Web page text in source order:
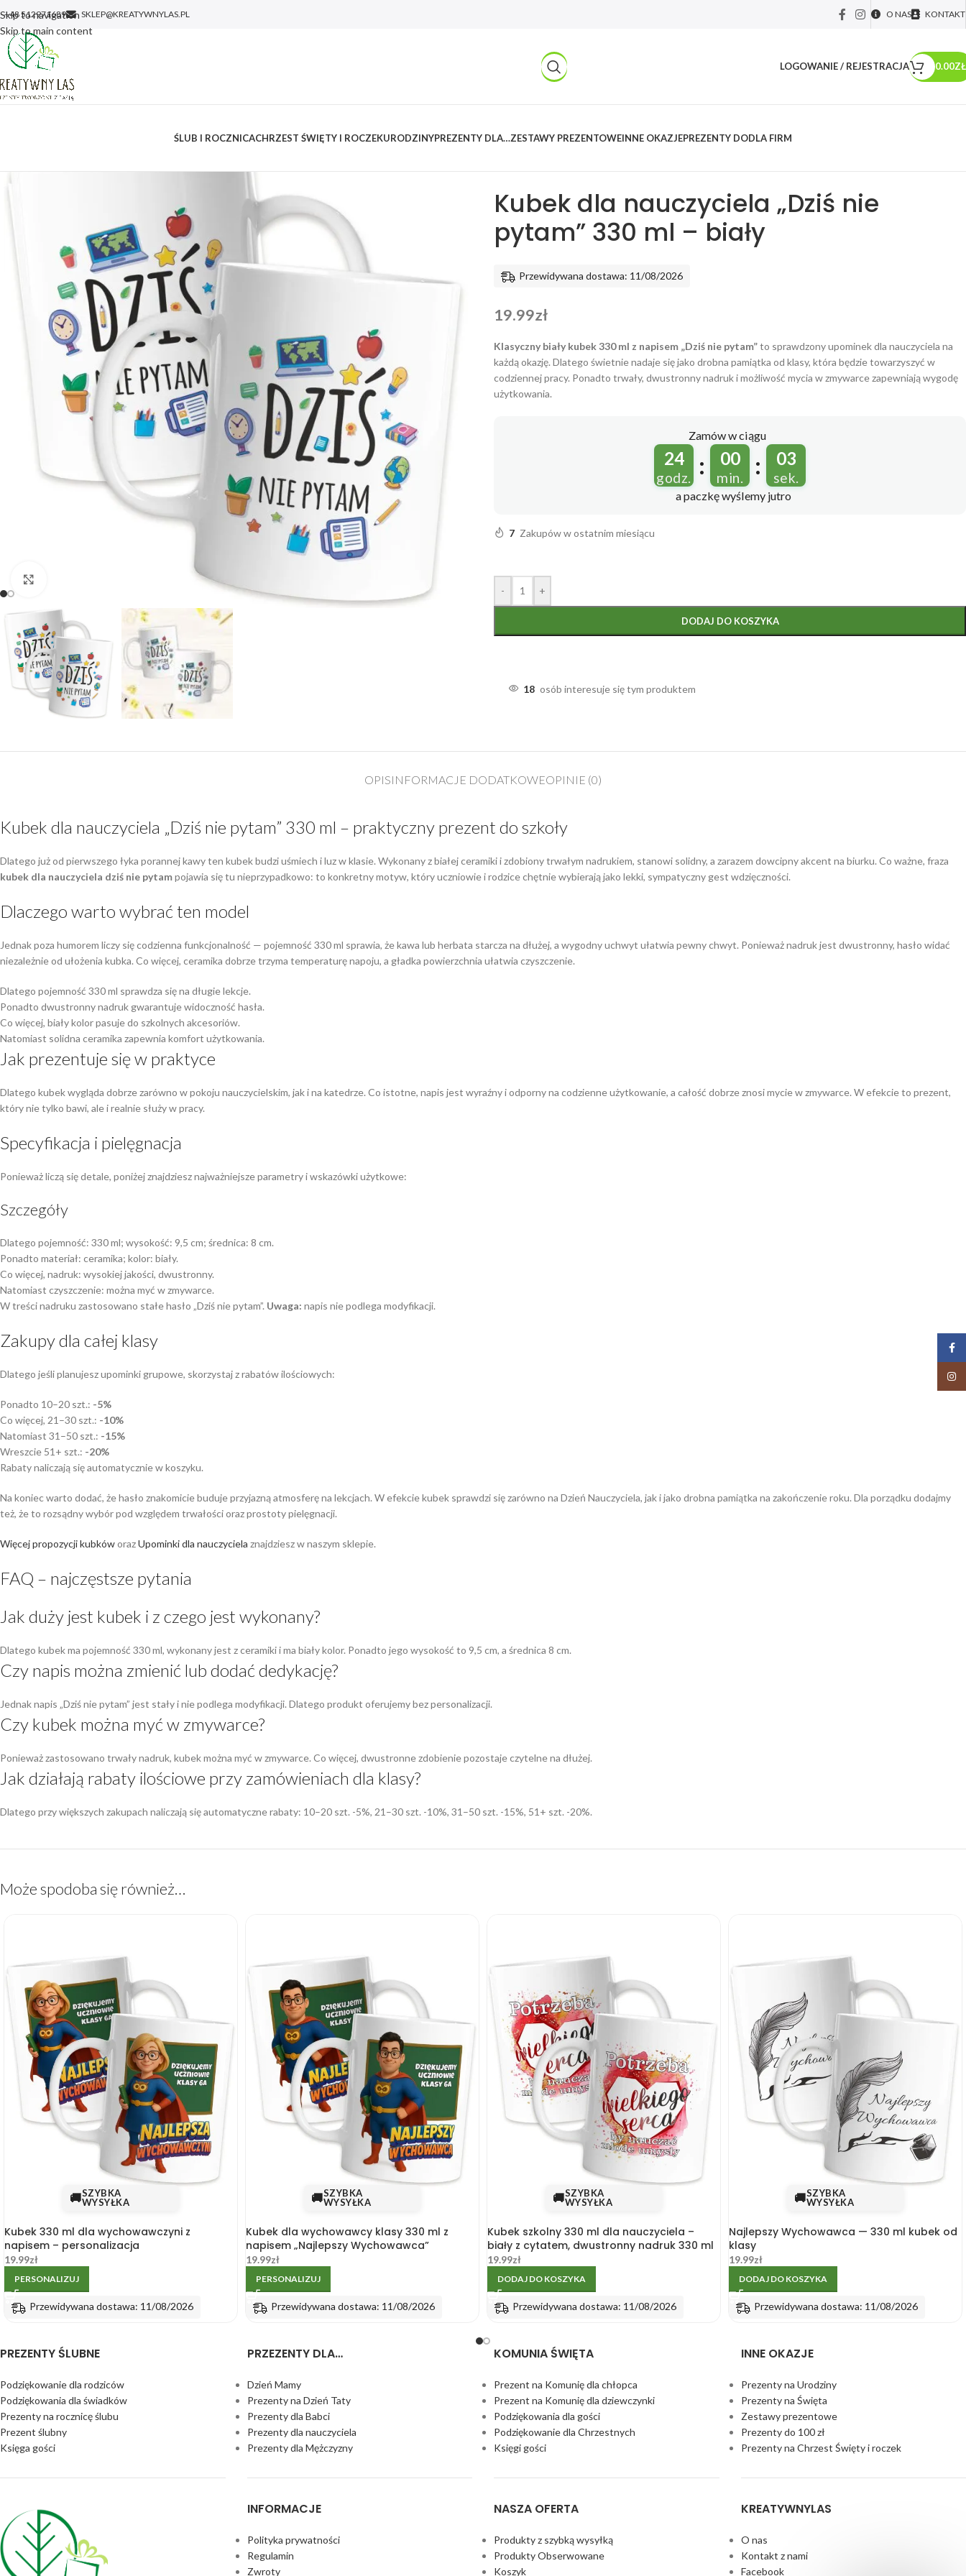
Skip to navigation
Skip to main content
+48 512971689 SKLEP@KREATYWNYLAS.PL O NAS KONTAKT
LOGOWANIE / REJESTRACJA 0.00ZŁ
ŚLUB I ROCZNICACHRZEST ŚWIĘTY I ROCZEKURODZINYPREZENTY DLA…ZESTAWY PREZENTOWEINNE OKAZJEPREZENTY DODLA FIRM
Kubek dla nauczyciela „Dziś nie
pytam” 330 ml – biały
Przewidywana dostawa: 11/08/2026
19.99zł
Klasyczny biały kubek 330 ml z napisem „Dziś nie pytam”to sprawdzony upominek dla nauczyciela na
każdą okazję. Dlatego świetnie nadaje się jako drobna pamiątka od klasy, która będzie towarzyszyć w
codziennej pracy. Ponadto trwały, dwustronny nadruk i możliwość mycia w zmywarce zapewniają wygodę
użytkowania.
Zamów w ciągu
24
godz. : 00
min. : 01
sek.
a paczkę wyślemy jutro
7 Zakupów w ostatnim miesiącu
- +
DODAJ DO KOSZYKA
18 osób interesuje się tym produktem
OPISINFORMACJE DODATKOWEOPINIE (0)
Kubek dla nauczyciela „Dziś nie pytam” 330 ml – praktyczny prezent do szkoły
Dlatego już od pierwszego łyka porannej kawy ten kubek budzi uśmiech i luz w klasie. Wykonany z białej ceramiki i zdobiony trwałym nadrukiem, stanowi solidny, a zarazem dowcipny akcent na biurku. Co ważne, fraza
kubek dla nauczyciela dziś nie pytampojawia się tu nieprzypadkowo: to konkretny motyw, który uczniowie i rodzice chętnie wybierają jako lekki, sympatyczny gest wdzięczności.
Dlaczego warto wybrać ten model
Jednak poza humorem liczy się codzienna funkcjonalność — pojemność 330 ml sprawia, że kawa lub herbata starcza na dłużej, a wygodny uchwyt ułatwia pewny chwyt. Ponieważ nadruk jest dwustronny, hasło widać
niezależnie od ułożenia kubka. Co więcej, ceramika dobrze trzyma temperaturę napoju, a gładka powierzchnia ułatwia czyszczenie.
Dlatego pojemność 330 ml sprawdza się na długie lekcje.
Ponadto dwustronny nadruk gwarantuje widoczność hasła.
Co więcej, biały kolor pasuje do szkolnych akcesoriów.
Natomiast solidna ceramika zapewnia komfort użytkowania.
Jak prezentuje się w praktyce
Dlatego kubek wygląda dobrze zarówno w pokoju nauczycielskim, jak i na katedrze. Co istotne, napis jest wyraźny i odporny na codzienne użytkowanie, a całość dobrze znosi mycie w zmywarce. W efekcie to prezent,
który nie tylko bawi, ale i realnie służy w pracy.
Specyfikacja i pielęgnacja
Ponieważ liczą się detale, poniżej znajdziesz najważniejsze parametry i wskazówki użytkowe:
Szczegóły
Dlatego pojemność: 330 ml; wysokość: 9,5 cm; średnica: 8 cm.
Ponadto materiał: ceramika; kolor: biały.
Co więcej, nadruk: wysokiej jakości, dwustronny.
Natomiast czyszczenie: można myć w zmywarce.
W treści nadruku zastosowano stałe hasło „Dziś nie pytam”. Uwaga: napis nie podlega modyfikacji.
Zakupy dla całej klasy
Dlatego jeśli planujesz upominki grupowe, skorzystaj z rabatów ilościowych:
Ponadto 10–20 szt.: -5%
Co więcej, 21–30 szt.: -10%
Natomiast 31–50 szt.: -15%
Wreszcie 51+ szt.: -20%
Rabaty naliczają się automatycznie w koszyku.
Na koniec warto dodać, że hasło znakomicie buduje przyjazną atmosferę na lekcjach. W efekcie kubek sprawdzi się zarówno na Dzień Nauczyciela, jak i jako drobna pamiątka na zakończenie roku. Dla porządku dodajmy
też, że to rozsądny wybór pod względem trwałości oraz prostoty pielęgnacji.
Więcej propozycji kubkóworazUpominki dla nauczyciela znajdziesz w naszym sklepie.
FAQ – najczęstsze pytania
Jak duży jest kubek i z czego jest wykonany?
Dlatego kubek ma pojemność 330 ml, wykonany jest z ceramiki i ma biały kolor. Ponadto jego wysokość to 9,5 cm, a średnica 8 cm.
Czy napis można zmienić lub dodać dedykację?
Jednak napis „Dziś nie pytam” jest stały i nie podlega modyfikacji. Dlatego produkt oferujemy bez personalizacji.
Czy kubek można myć w zmywarce?
Ponieważ zastosowano trwały nadruk, kubek można myć w zmywarce. Co więcej, dwustronne zdobienie pozostaje czytelne na dłużej.
Jak działają rabaty ilościowe przy zamówieniach dla klasy?
Dlatego przy większych zakupach naliczają się automatyczne rabaty: 10–20 szt. -5%, 21–30 szt. -10%, 31–50 szt. -15%, 51+ szt. -20%.
Może spodoba się również…
🚚SZYBKA
WYSYŁKA
Kubek 330 ml dla wychowawczyni z
napisem – personalizacja
19.99zł
PERSONALIZUJ
Przewidywana dostawa: 11/08/2026
🚚SZYBKA
WYSYŁKA
Kubek dla wychowawcy klasy 330 ml z
napisem „Najlepszy Wychowawca”
19.99zł
PERSONALIZUJ
Przewidywana dostawa: 11/08/2026
🚚SZYBKA
WYSYŁKA
Kubek szkolny 330 ml dla nauczyciela –
biały z cytatem, dwustronny nadruk 330 ml
19.99zł
DODAJ DO KOSZYKA
Przewidywana dostawa: 11/08/2026
🚚SZYBKA
WYSYŁKA
Najlepszy Wychowawca — 330 ml kubek od
klasy
19.99zł
DODAJ DO KOSZYKA
Przewidywana dostawa: 11/08/2026
PREZENTY ŚLUBNE
Podziękowanie dla rodziców
Podziękowania dla świadków
Prezenty na rocznicę ślubu
Prezent ślubny
Księga gości
PRZEZENTY DLA…
Dzień Mamy
Prezenty na Dzień Taty
Prezenty dla Babci
Prezenty dla nauczyciela
Prezenty dla Mężczyzny
INFORMACJE
Polityka prywatności
Regulamin
Zwroty
KOMUNIA ŚWIĘTA
Prezent na Komunię dla chłopca
Prezent na Komunię dla dziewczynki
Podziękowania dla gości
Podziękowanie dla Chrzestnych
Księgi gości
NASZA OFERTA
Produkty z szybką wysyłką
Produkty Obserwowane
Koszyk
INNE OKAZJE
Prezenty na Urodziny
Prezenty na Święta
Zestawy prezentowe
Prezenty do 100 zł
Prezenty na Chrzest Święty i roczek
KREATYWNYLAS
O nas
Kontakt z nami
Facebook